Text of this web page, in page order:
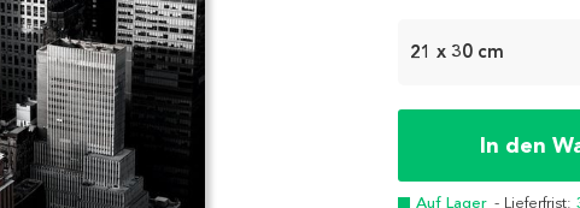
21 x 30 cm
In den
Auf Lager - Lieferfrist: